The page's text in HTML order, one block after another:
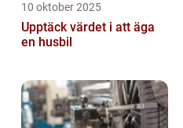
10 oktober 2025
Upptäck värdet i att äga
en husbil